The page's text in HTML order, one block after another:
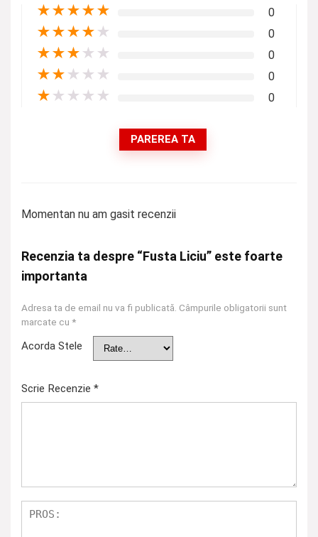
★★★★★ 0
★★★★ ★ 0
★★★ ★ ★ 0
★★ ★ ★ ★ 0
★ ★ ★ ★ ★ 0
PAREREA TA
Momentan nu am gasit recenzii
Recenzia ta despre “Fusta Liciu” este foarte
importanta
Adresa ta de email nu va fi publicată. Câmpurile obligatorii sunt
marcate cu *
Acorda Stele
Scrie Recenzie *